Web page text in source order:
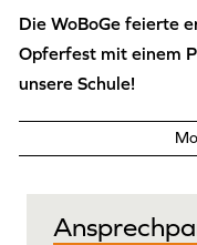
Die WoBoGe feierte
Opferfest mit einem
unsere Schule!